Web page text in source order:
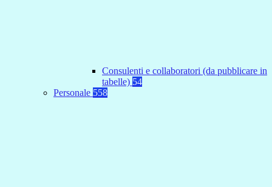
Consulenti e collaboratori (da pubblicare in
tabelle) 54
Personale 558